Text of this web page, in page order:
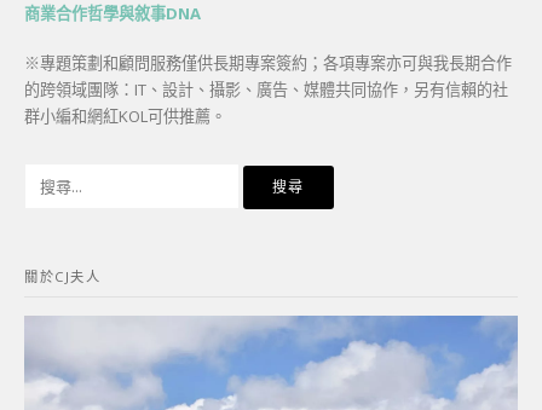
商業合作哲學與敘事DNA
※專題策劃和顧問服務僅供長期專案簽約；各項專案亦可與我長期合作
的跨領域團隊：IT、設計、攝影、廣告、媒體共同協作，另有信賴的社
群小編和網紅KOL可供推薦。
字:
關於CJ夫人